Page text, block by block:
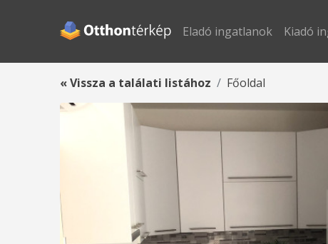
Eladó ingatlanok Kiadó
« Vissza a találati listához Főoldal